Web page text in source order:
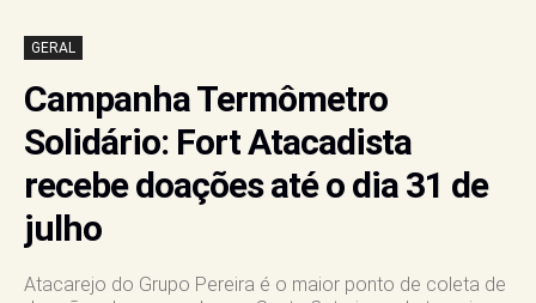
GERAL
Campanha Termômetro
Solidário: Fort Atacadista
recebe doações até o dia 31 de
julho
Atacarejo do Grupo Pereira é o maior ponto de coleta de